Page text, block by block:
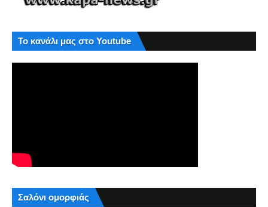
Το κανάλι μας στο Youtube
Σαλόνι ομορφιάς